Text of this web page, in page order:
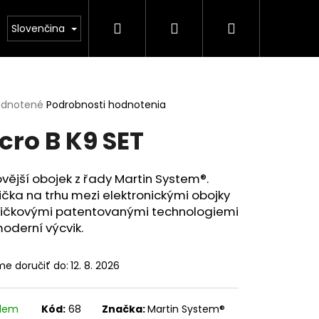
výživy
Slovenčina Hľadať PrihlásenieNákupný
Podrobnosti hodnotenia
B K9 SET
obojek z řady Martin System®.
na trhu mezi elektronickými obojky
patentovanými technologiemi
výcvik.
doručiť do: 12. 8. 2026
Kód: 68 Značka:Martin System®